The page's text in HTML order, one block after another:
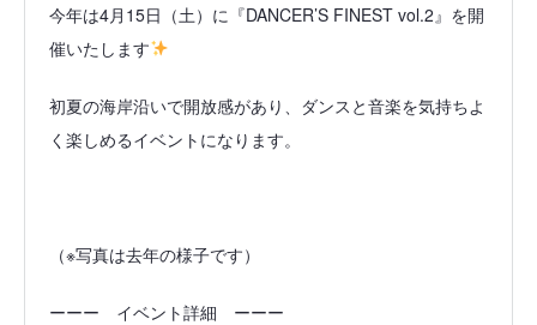
今年は4月15日（土）に『DANCER’S FINEST vol.2』を開
催いたします
初夏の海岸沿いで開放感があり、ダンスと音楽を気持ちよ
く楽しめるイベントになります。
（※写真は去年の様子です）
ーーー イベント詳細 ーーー